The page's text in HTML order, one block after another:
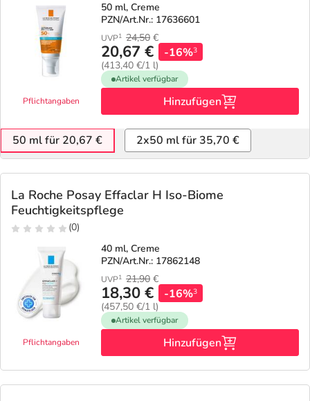
Pflichtangaben
50 ml, Creme
PZN/Art.Nr.: 17636601
UVP1 24,50 €
20,67 €
(413,40 €/1 l)
-16%3
Artikel verfügbar
Hinzufügen
50 ml für 20,67 € 2x50 ml für 35,70 €
La Roche Posay Effaclar H Iso-Biome
Feuchtigkeitspflege
(0)
Pflichtangaben
40 ml, Creme
PZN/Art.Nr.: 17862148
UVP1 21,90 €
18,30 €
(457,50 €/1 l)
-16%3
Artikel verfügbar
Hinzufügen